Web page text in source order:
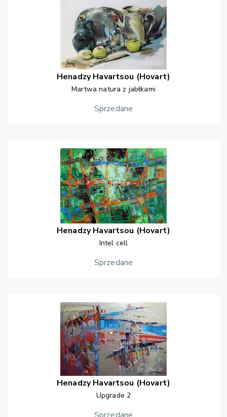
Henadzy Havartsou (Hovart)
Martwa natura z jabłkami
Sprzedane
Henadzy Havartsou (Hovart)
Intel cell
Sprzedane
Henadzy Havartsou (Hovart)
Upgrade 2